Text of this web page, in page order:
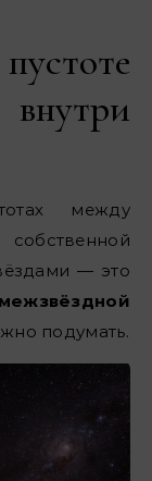
между
— это
межзвёздной
подумать.